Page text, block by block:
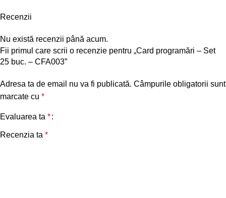
Recenzii
Nu există recenzii până acum.
Fii primul care scrii o recenzie pentru „Card programări – Set
25 buc. – CFA003”
Adresa ta de email nu va fi publicată. Câmpurile obligatorii sunt
marcate cu *
Evaluarea ta *
Recenzia ta *